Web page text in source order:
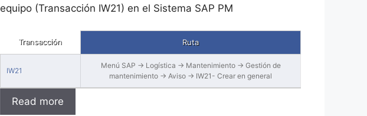
equipo (Transacción IW21) en el Sistema SAP PM
Transacción Ruta
IW21
Menú SAP → Logística → Mantenimiento → Gestión de
mantenimiento → Aviso → IW21- Crear en general
Read more